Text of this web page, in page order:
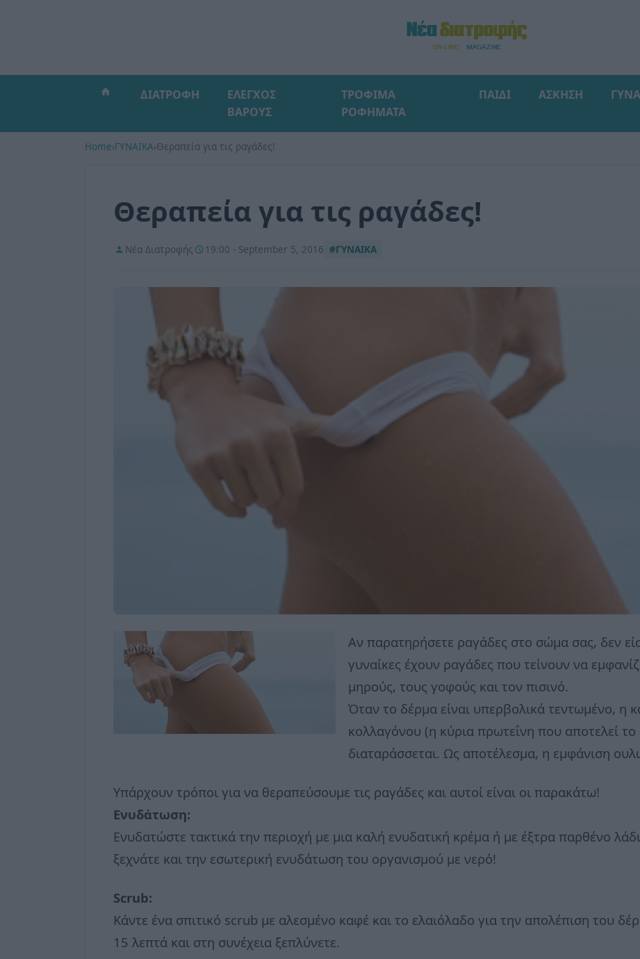
ΔΙΑΤΡΟΦΗ
ΕΛΕΓΧΟΣ
ΒΑΡΟΥΣ
ΤΡΟΦΙΜΑ
ΡΟΦΗΜΑΤΑ
ΠΑΙΔΙ ΑΣΚΗΣΗ
Home›ΓΥΝΑΙΚΑ›Θεραπεία για τις ραγάδες!
Θεραπεία για τις ραγάδες!
Νέα Διατροφής 19:00 - September 5, 2016 #ΓΥΝΑΙΚΑ
Αν παρατηρήσετε ραγάδες στο σώμα σας, δεν
γυναίκες έχουν ραγάδες που τείνουν να
μηρούς, τους γοφούς και τον πισινό.
Όταν το δέρμα είναι υπερβολικά τεντωμένο, η
κολλαγόνου (η κύρια πρωτεΐνη που αποτελεί
διαταράσσεται. Ως αποτέλεσμα, η εμφάνιση
Υπάρχουν τρόποι για να θεραπεύσουμε τις ραγάδες και αυτοί είναι οι παρακάτω!
Ενυδάτωση:
Ενυδατώστε τακτικά την περιοχή με μια καλή ενυδατική κρέμα ή με έξτρα παρθένο
ξεχνάτε και την εσωτερική ενυδάτωση του οργανισμού με νερό!
Scrub:
Κάντε ένα σπιτικό scrub με αλεσμένο καφέ και το ελαιόλαδο για την απολέπιση του
15 λεπτά και στη συνέχεια ξεπλύνετε.